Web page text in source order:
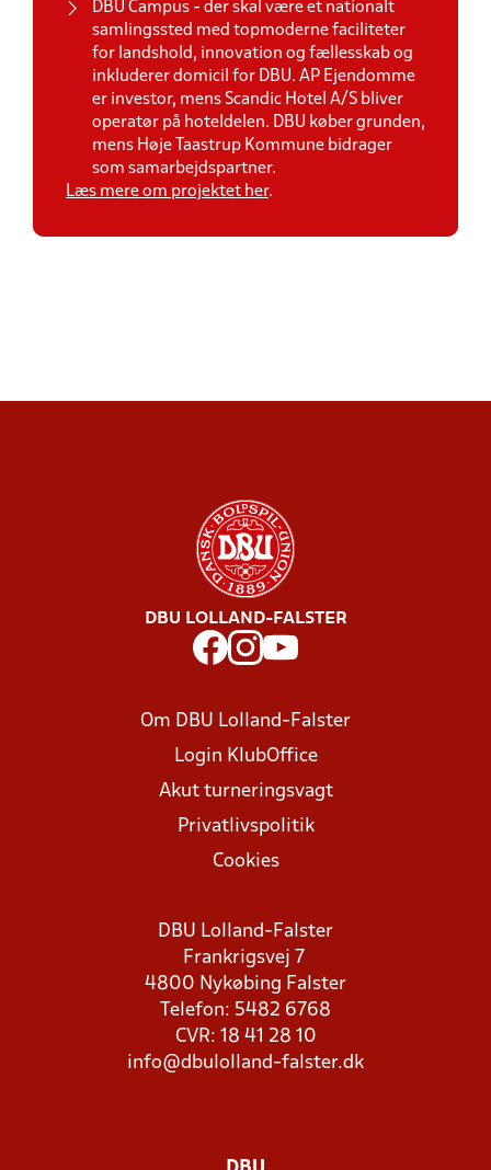
DBU Campus - der skal være et nationalt
samlingssted med topmoderne faciliteter
for landshold, innovation og fællesskab og
inkluderer domicil for DBU. AP Ejendomme
er investor, mens Scandic Hotel A/S bliver
operatør på hoteldelen. DBU køber grunden,
mens Høje Taastrup Kommune bidrager
som samarbejdspartner.
Læs mere om projektet her.
DBU LOLLAND-FALSTER
Om DBU Lolland-Falster
Login KlubOffice
Akut turneringsvagt
Privatlivspolitik
Cookies
DBU Lolland-Falster
Frankrigsvej 7
4800 Nykøbing Falster
Telefon: 5482 6768
CVR: 18 41 28 10
info@dbulolland-falster.dk